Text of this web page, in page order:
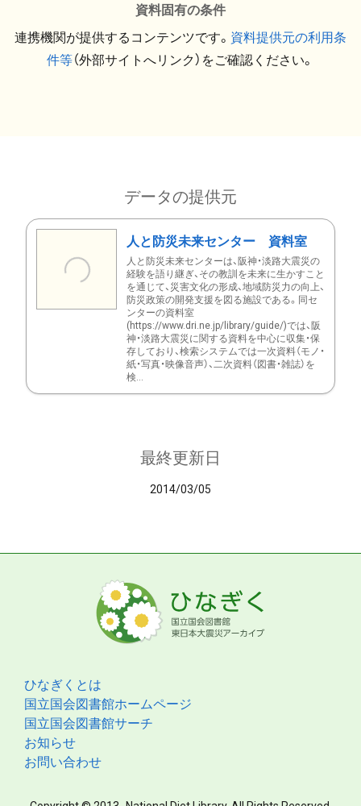
資料固有の条件
連携機関が提供するコンテンツです。 資料提供元の利用条
件等（外部サイトへリンク）をご確認ください。
データの提供元
人と防災未来センター 資料室
人と防災未来センターは、阪神・淡路大震災の
経験を語り継ぎ、その教訓を未来に生かすこと
を通じて、災害文化の形成、地域防災力の向上、
防災政策の開発支援を図る施設である。同セ
ンターの資料室
(https://www.dri.ne.jp/library/guide/)では、阪
神・淡路大震災に関する資料を中心に収集・保
存しており、検索システムでは一次資料（モノ・
紙・写真・映像音声）、二次資料（図書・雑誌）を
検...
最終更新日
2014/03/05
ひなぎくとは
国立国会図書館ホームページ
国立国会図書館サーチ
お知らせ
お問い合わせ